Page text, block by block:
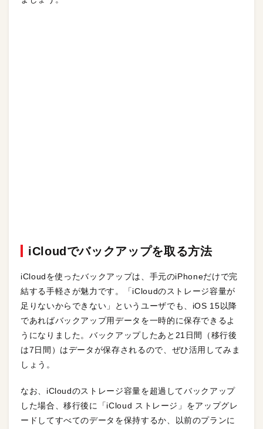
iCloudでバックアップを取る方法
iCloudを使ったバックアップは、手元のiPhoneだけで完
結する手軽さが魅力です。「iCloudのストレージ容量が
足りないからできない」というユーザでも、iOS 15以降
であればバックアップ用データを一時的に保存できるよ
うになりました。バックアップしたあと21日間（移行後
は7日間）はデータが保存されるので、ぜひ活用してみま
しょう。
なお、iCloudのストレージ容量を超過してバックアップ
した場合、移行後に「iCloud ストレージ」をアップグレ
ードしてすべてのデータを保持するか、以前のプランに